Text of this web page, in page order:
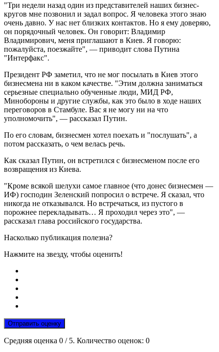
"Три недели назад один из представителей наших бизнес-
кругов мне позвонил и задал вопрос. Я человека этого знаю
очень давно. У нас нет близких контактов. Но я ему доверяю,
он порядочный человек. Он говорит: Владимир
Владимирович, меня приглашают в Киев. Я говорю:
пожалуйста, поезжайте", — приводит слова Путина
"Интерфакс".
Президент РФ заметил, что не мог посылать в Киев этого
бизнесмена ни в каком качестве. "Этим должна заниматься
серьезные специально обученные люди, МИД РФ,
Минобороны и другие службы, как это было в ходе наших
переговоров в Стамбуле. Вас я не могу ни на что
уполномочить", — рассказал Путин.
По его словам, бизнесмен хотел поехать и "послушать", а
потом рассказать, о чем велась речь.
Как сказал Путин, он встретился с бизнесменом после его
возвращения из Киева.
"Кроме всякой шелухи самое главное (что донес бизнесмен —
ИФ) господин Зеленский попросил о встрече. Я сказал, что
никогда не отказывался. Но встречаться, из пустого в
порожнее перекладывать… Я проходил через это", —
рассказал глава российского государства.
Насколько публикация полезна?
Нажмите на звезду, чтобы оценить!
Отправить оценку
Средняя оценка 0 / 5. Количество оценок: 0